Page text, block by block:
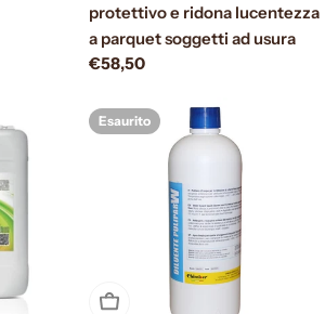
protettivo e ridona lucentezza
a parquet soggetti ad usura
Prezzo
€58,50
Esaurito
Esaurito